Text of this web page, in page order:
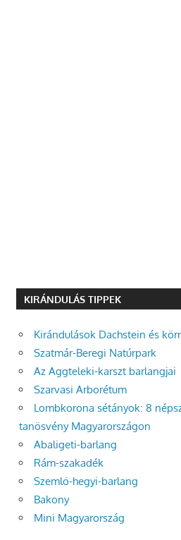
KIRÁNDULÁS TIPPEK
Kirándulások Dachstein és
Szatmár-Beregi Natúrpark
Az Aggteleki-karszt barlangjai
Szarvasi Arborétum
Lombkorona sétányok: 8
tanösvény Magyarországon
Abaligeti-barlang
Rám-szakadék
Szemlő-hegyi-barlang
Bakony
Mini Magyarország